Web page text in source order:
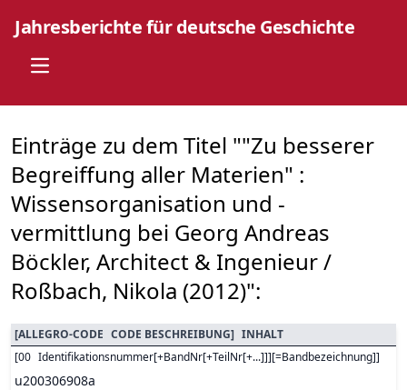
Jahresberichte für deutsche Geschichte
Open main menu
Einträge zu dem Titel ""Zu besserer
Begreiffung aller Materien" :
Wissensorganisation und -
vermittlung bei Georg Andreas
Böckler, Architect & Ingenieur /
Roßbach, Nikola (2012)":
[ALLEGRO-CODE CODE BESCHREIBUNG] INHALT
[00 Identifikationsnummer[+BandNr[+TeilNr[+...]]][=Bandbezeichnung]]
u200306908a